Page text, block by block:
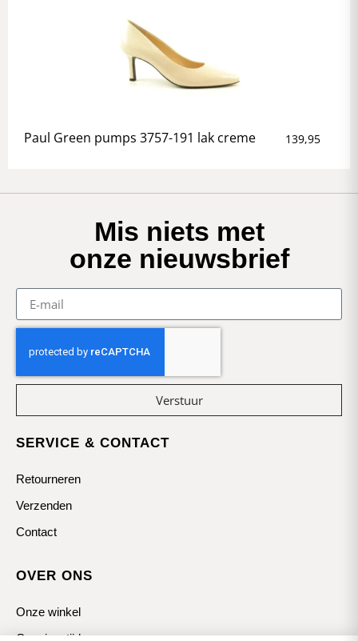
Paul Green pumps 3757-191 lak creme 139,95
Mis niets met
onze nieuwsbrief
Verstuur
SERVICE & CONTACT
Retourneren
Verzenden
Contact
OVER ONS
Onze winkel